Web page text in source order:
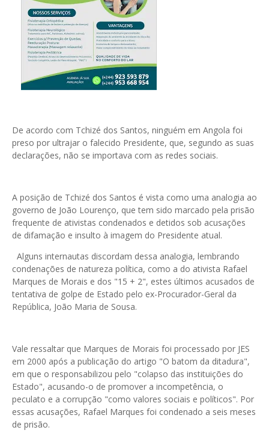
De acordo com Tchizé dos Santos, ninguém em Angola foi
preso por ultrajar o falecido Presidente, que, segundo as suas
declarações, não se importava com as redes sociais.
A posição de Tchizé dos Santos é vista como uma analogia ao
governo de João Lourenço, que tem sido marcado pela prisão
frequente de ativistas condenados e detidos sob acusações
de difamação e insulto à imagem do Presidente atual.
Alguns internautas discordam dessa analogia, lembrando
condenações de natureza política, como a do ativista Rafael
Marques de Morais e dos "15 + 2", estes últimos acusados de
tentativa de golpe de Estado pelo ex-Procurador-Geral da
República, João Maria de Sousa.
Vale ressaltar que Marques de Morais foi processado por JES
em 2000 após a publicação do artigo "O batom da ditadura",
em que o responsabilizou pelo "colapso das instituições do
Estado", acusando-o de promover a incompetência, o
peculato e a corrupção "como valores sociais e políticos". Por
essas acusações, Rafael Marques foi condenado a seis meses
de prisão.